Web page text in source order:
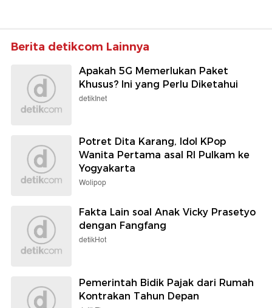
Berita detikcom Lainnya
Apakah 5G Memerlukan Paket
Khusus? Ini yang Perlu Diketahui
detikInet
Potret Dita Karang, Idol KPop
Wanita Pertama asal RI Pulkam ke
Yogyakarta
Wolipop
Fakta Lain soal Anak Vicky Prasetyo
dengan Fangfang
detikHot
Pemerintah Bidik Pajak dari Rumah
Kontrakan Tahun Depan